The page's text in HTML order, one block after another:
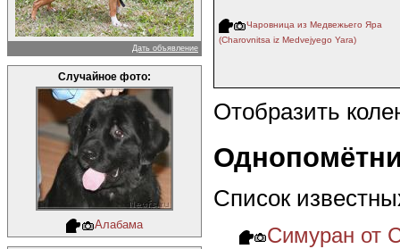
Дать объявление
Случайное фото:
Алабама
Чаровница из Медвежьего Яра
(Charovnitsa iz Medvejyego Yara)
Отобразить
Список
Симуран от